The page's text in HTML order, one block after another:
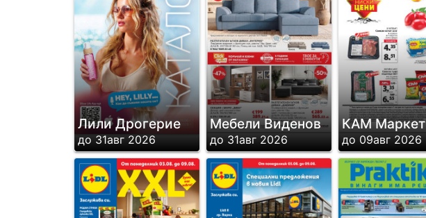
Лили Дрогерие
до 31авг 2026
Мебели Виденов
до 31авг 2026
КАМ Маркет
до 09авг 2026